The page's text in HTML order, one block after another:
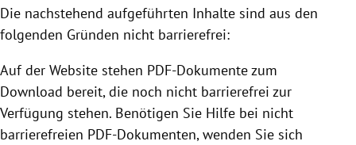
Die nachstehend aufgeführten Inhalte sind aus den
folgenden Gründen nicht barrierefrei:
Auf der Website stehen PDF-Dokumente zum
Download bereit, die noch nicht barrierefrei zur
Verfügung stehen. Benötigen Sie Hilfe bei nicht
barrierefreien PDF-Dokumenten, wenden Sie sich